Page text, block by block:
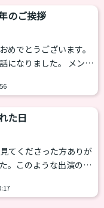
相性の問題なんだと思
装サロンからスタート
私もそうしたサロンで
がありますが、ここで
「可愛い」「綺麗」と
チュラルメイ
つけまつげはちょっ...
のご挨拶
めでとうございます。
りました。 メンバ
西原さつきです。
なぁ……とても楽しみ
塾は、もっとみなさん
方法で楽しんでもらえ
たいと思っています。
た日
てくださった方ありが
。このような出演の場
ですが、予定はあくま